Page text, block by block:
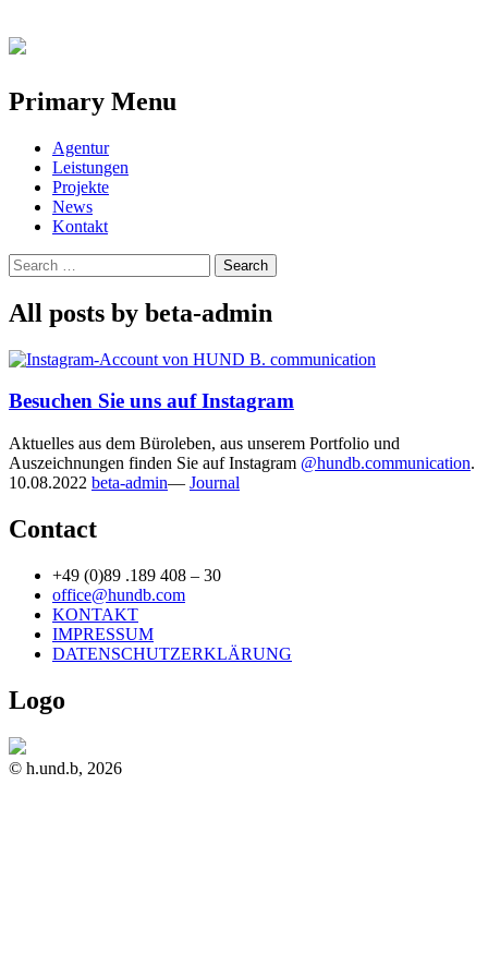
Primary Menu
Skip
content
Agentur
Leistungen
Projekte
News
Kontakt
Search
for:
All posts by beta-admin
Besuchen Sie uns auf Instagram
Aktuelles aus dem Büroleben, aus unserem Portfolio und
Auszeichnungen finden Sie auf Instagram @hundb.communication.
10.08.2022 beta-admin— Journal
Contact
+49 (0)89 .189 408 – 30
office@hundb.com
KONTAKT
IMPRESSUM
DATENSCHUTZERKLÄRUNG
Logo
© h.und.b, 2026